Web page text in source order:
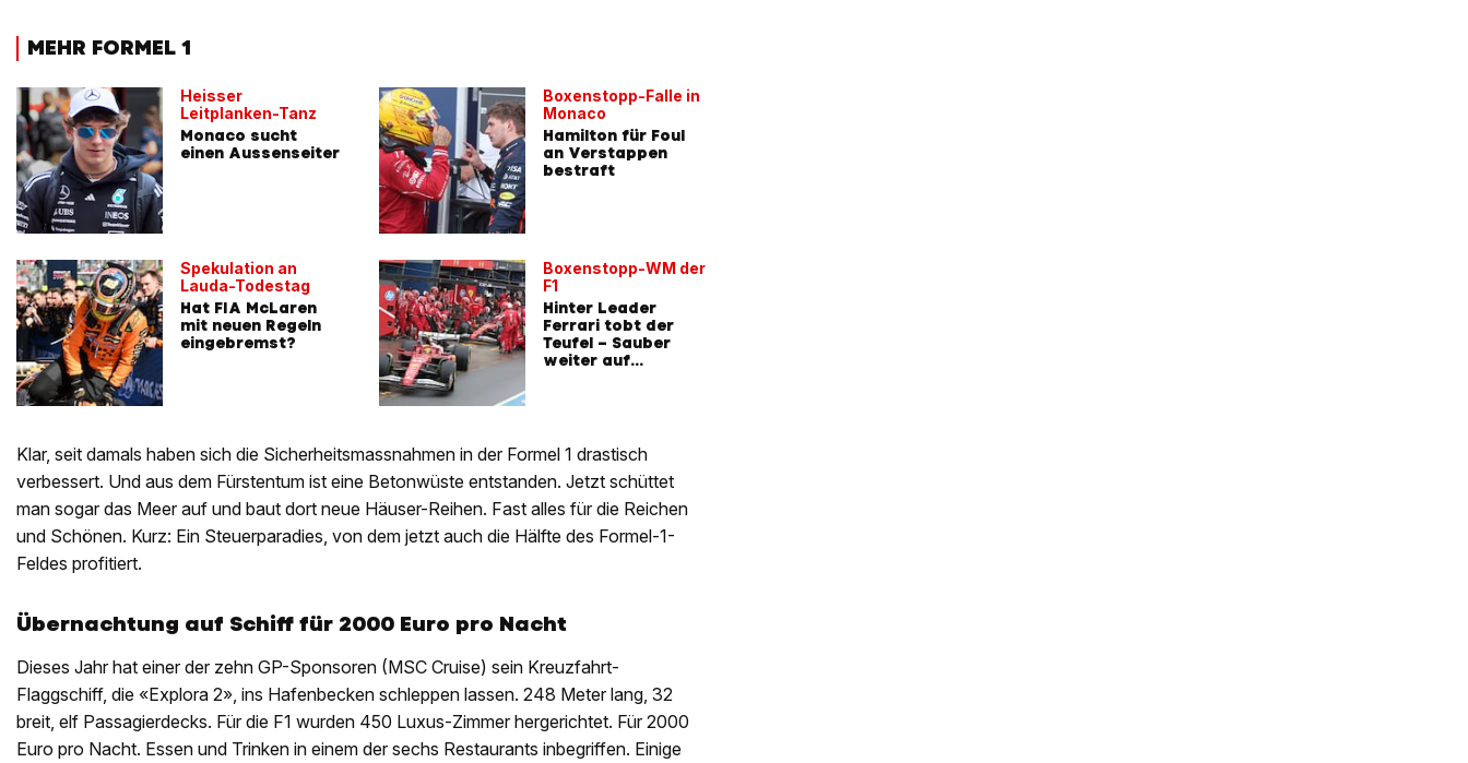
MEHR FORMEL 1
Heisser
Leitplanken-Tanz
Monaco sucht
einen Aussenseiter
Spekulation an
Lauda-Todestag
Hat FIA McLaren
mit neuen Regeln
eingebremst?
Boxenstopp-Falle in
Monaco
Hamilton für Foul
an Verstappen
bestraft
Boxenstopp-WM der
F1
Hinter Leader
Ferrari tobt der
Teufel – Sauber
weiter auf
Klar, seit damals haben sich die Sicherheitsmassnahmen in der Formel 1 drastisch
verbessert. Und aus dem Fürstentum ist eine Betonwüste entstanden. Jetzt schüttet
man sogar das Meer auf und baut dort neue Häuser-Reihen. Fast alles für die Reichen
und Schönen. Kurz: Ein Steuerparadies, von dem jetzt auch die Hälfte des Formel-1-
Feldes profitiert.
Übernachtung auf Schiff für 2000 Euro pro Nacht
Dieses Jahr hat einer der zehn GP-Sponsoren (MSC Cruise) sein Kreuzfahrt-
Flaggschiff, die «Explora 2», ins Hafenbecken schleppen lassen. 248 Meter lang, 32
breit, elf Passagierdecks. Für die F1 wurden 450 Luxus-Zimmer hergerichtet. Für 2000
Euro pro Nacht. Essen und Trinken in einem der sechs Restaurants inbegriffen. Einige